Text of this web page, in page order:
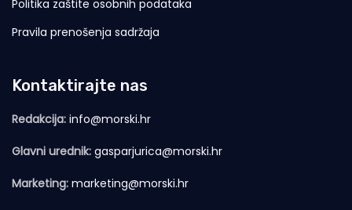
Politika zaštite osobnih podataka
Pravila prenošenja sadržaja
Kontaktirajte nas
Redakcija: info@morski.hr
Glavni urednik: gasparjurica@morski.hr
Marketing: marketing@morski.hr